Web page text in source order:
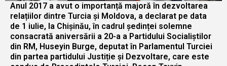
Anul 2017 a avut o importanță majoră în dezvoltarea
relațiilor dintre Turcia și Moldova, a declarat pe data
de 1 iulie, la Chișinău, în cadrul ședinței solemne
consacrată aniversării a 20-a a Partidului Socialiștilor
din RM, Huseyin Burge, deputat în Parlamentul Turciei
din partea partidului Justiție și Dezvoltare, care este